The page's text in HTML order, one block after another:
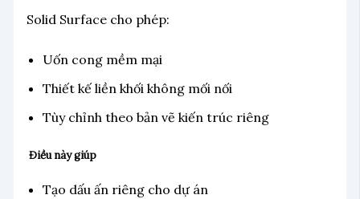
Solid Surface cho phép:
Uốn cong mềm mại
Thiết kế liền khối không mối nối
Tùy chỉnh theo bản vẽ kiến trúc riêng
Điều này giúp
Tạo dấu ấn riêng cho dự án